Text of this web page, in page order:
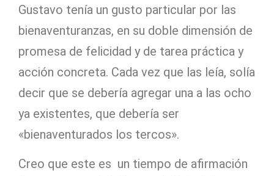
Gustavo tenía un gusto particular por las
bienaventuranzas, en su doble dimensión de
promesa de felicidad y de tarea práctica y
acción concreta. Cada vez que las leía, solía
decir que se debería agregar una a las ocho
ya existentes, que debería ser
«bienaventurados los tercos».
Creo que este es un tiempo de afirmación